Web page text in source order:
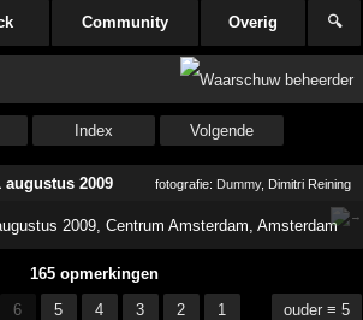
Community Overig 🔍
Index Volgende
augustus 2009 fotografie: Dummy, Dimitri Reining
165 opmerkingen
6 5 4 3 2 1 ouder ≡ 5